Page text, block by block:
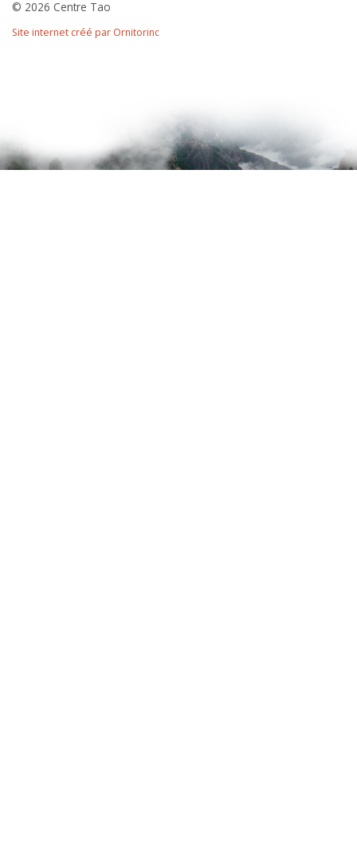
© 2026 Centre Tao
Site internet créé par Ornitorinc